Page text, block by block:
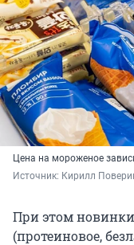
Цена на мороженое
Источник: Кирилл
При этом
(протеиновое,